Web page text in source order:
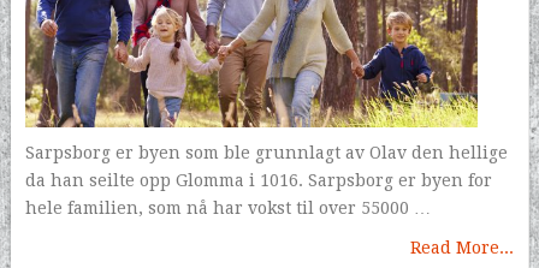
Sarpsborg er byen som ble grunnlagt av Olav den hellige
da han seilte opp Glomma i 1016. Sarpsborg er byen for
hele familien, som nå har vokst til over 55000 …
Read More...